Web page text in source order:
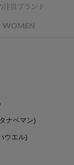
注目ブランド
WOMEN
ナベマン)
ウエル)